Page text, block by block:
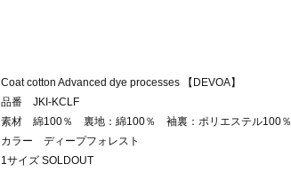
Coat cotton Advanced dye processes 【DEVOA】
品番 JKI-KCLF
素材 綿100％ 裏地：綿100％ 袖裏：ポリエステル100％
カラー ディープフォレスト
1サイズ SOLDOUT